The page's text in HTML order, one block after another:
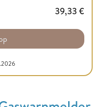
39,33 €